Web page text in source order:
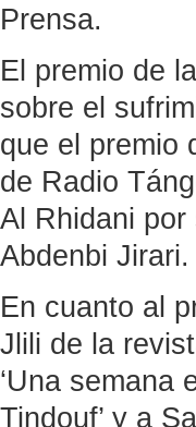
Prensa.
El premio de
sobre el
que el premio
de Radio
Al Rhidani
Abdenbi Jirari.
En cuanto al
Jlili de la
‘Una semana
Tindouf’ y a